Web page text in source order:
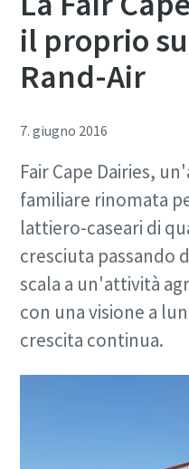
il proprio
Rand-Air
7. giugno 2016
Fair Cape Dairies,
familiare rinomata
lattiero-caseari di
cresciuta passando
scala a un'attività
con una visione a
crescita continua.